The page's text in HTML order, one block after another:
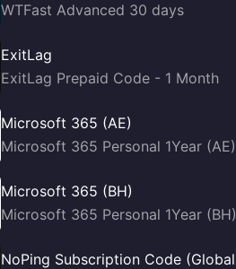
WTFast Advanced 30 days
ExitLag
ExitLag Prepaid Code - 1 Month
Microsoft 365 (AE)
Microsoft 365 Personal 1Year (AE)
Microsoft 365 (BH)
Microsoft 365 Personal 1Year (BH)
NoPing Subscription Code